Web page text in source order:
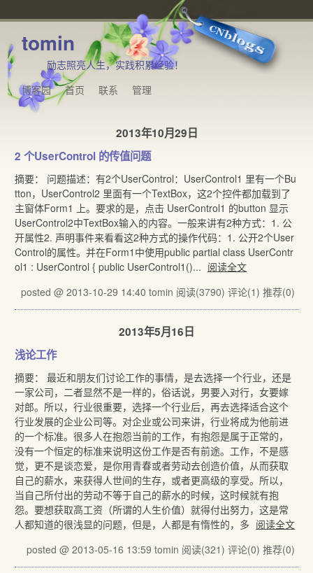
tomin
励志照亮人生，实践积累经验！
博客园
首页 联系 管理
2013年10月29日
2 个UserControl 的传值问题
摘要： 问题描述：有2个UserControl：UserControl1 里有一个Bu
tton，UserControl2 里面有一个TextBox，这2个控件都加载到了
主窗体Form1 上。要求的是，点击 UserControl1 的button 显示
UserControl2中TextBox输入的内容。一般来讲有2种方式：1. 公
开属性2. 声明事件来看看这2种方式的操作代码：1. 公开2个User
Control的属性。并在Form1中使用public partial class UserContr
ol1 : UserControl { public UserControl1()... 阅读全文
posted @ 2013-10-29 14:40 tomin 阅读(3790) 评论(1) 推荐(0)
2013年5月16日
浅论工作
摘要： 最近和朋友们讨论工作的事情，是去选择一个行业，还是
一家公司，二者显然不是一样的，俗话说，男要入对行，女要嫁
对郎。所以，行业很重要，选择一个行业后，再去选择适合这个
行业发展的企业公司等。对企业或公司来讲，行业将成为他前进
的一个标准。很多人在抱怨当前的工作，有抱怨是属于正常的，
没有一个恒定的标准来说明这份工作是否有前途。工作，不是感
觉，更不是谈恋爱，是你用青春或者劳动去创造价值，从而获取
自己的薪水，来获得人世间的生存，或者更高级的享受。所以，
当自己所付出的劳动不等于自己的薪水的时候，这时候就有抱
怨。要想获取高工资（所谓的人生价值）就得付出努力，这是常
人都知道的很浅显的问题，但是，人都是有惰性的，多 阅读全文
posted @ 2013-05-16 13:59 tomin 阅读(321) 评论(0) 推荐(0)